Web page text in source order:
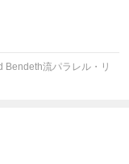
Bendeth流パラレル・リ